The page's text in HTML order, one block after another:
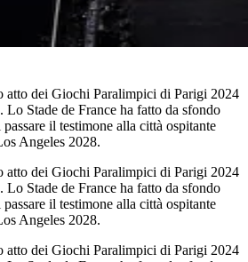
atto dei Giochi Paralimpici di Parigi 2024
Lo Stade de France ha fatto da sfondo
il testimone alla città ospitante
Angeles 2028.
atto dei Giochi Paralimpici di Parigi 2024
Lo Stade de France ha fatto da sfondo
il testimone alla città ospitante
Angeles 2028.
atto dei Giochi Paralimpici di Parigi 2024